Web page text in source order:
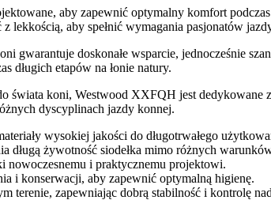
aby zapewnić optymalny komfort
lekkością, aby spełnić wymagania pasjonatów
gwarantuje doskonałe wsparcie, jednocześnie
długich etapów na łonie natury.
świata koni, Westwood XXFQH jest
dyscyplinach jazdy konnej.
wysokiej jakości do długotrwałego
długą żywotność siodełka mimo różnych
nowoczesnemu i praktycznemu projektowi.
i konserwacji, aby zapewnić optymalną higienę.
terenie, zapewniając dobrą stabilność i kontrolę